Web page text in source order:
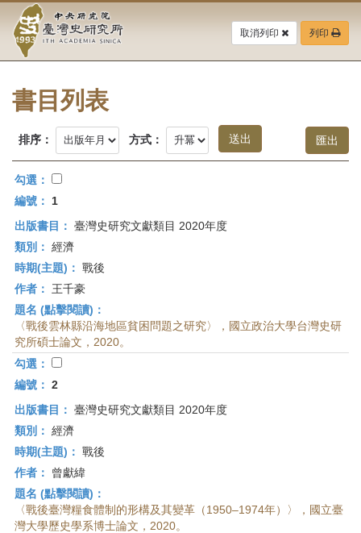
要
中
央
研
究
院-
臺
灣
史
研
究
所-
首
頁
取消列印 列印
書目列表
排序： 方式：
勾選：
編號：
1
出版書目： 臺灣史研究文獻類目 2020年度
類別： 經濟
時期(主題)： 戰後
作者：
王千豪
題名 (點擊閱讀)：
〈戰後雲林縣沿海地區貧困問題之研究〉，國立政治大學台灣史研
究所碩士論文，2020。
勾選：
編號： 2
出版書目： 臺灣史研究文獻類目 2020年度
類別： 經濟
時期(主題)： 戰後
作者：
曾獻緯
題名 (點擊閱讀)：
〈戰後臺灣糧食體制的形構及其變革（1950–1974年）〉，國立臺
灣大學歷史學系博士論文，2020。